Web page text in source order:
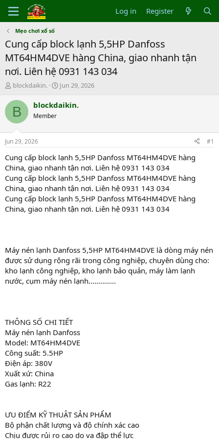
Log in Register
Mẹo chơi xổ số
Cung cấp block lạnh 5,5HP Danfoss
MT64HM4DVE hàng China, giao nhanh tận
nơi. Liên hệ 0931 143 034
T
r
e
d
t
a
r
t
e
r
blockdaikin.
S
a
t
e
Jun 29, 2026
B blockdaikin.
Member
Jun 29, 2026 #1
Cung cấp block lạnh 5,5HP Danfoss MT64HM4DVE hàng
China, giao nhanh tận nơi. Liên hệ 0931 143 034
Cung cấp block lạnh 5,5HP Danfoss MT64HM4DVE hàng
China, giao nhanh tận nơi. Liên hệ 0931 143 034
Cung cấp block lạnh 5,5HP Danfoss MT64HM4DVE hàng
China, giao nhanh tận nơi. Liên hệ 0931 143 034
Máy nén lạnh Danfoss 5,5HP MT64HM4DVE là dòng máy nén
được sử dụng rộng rãi trong công nghiệp, chuyên dùng cho:
kho lạnh công nghiệp, kho lạnh bảo quản, máy làm lạnh
nước, cụm máy nén lạnh..............
THÔNG SỐ CHI TIẾT
Máy nén lạnh Danfoss
Model: MT64HM4DVE
Công suất: 5.5HP
Điện áp: 380V
Xuất xứ: China
Gas lạnh: R22
ƯU ĐIỂM KỸ THUẬT SẢN PHẨM
Bộ phận chất lượng và độ chính xác cao
Chịu được rủi ro cao do va đập thể lực